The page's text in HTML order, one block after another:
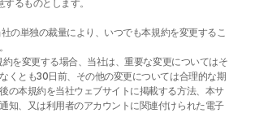
るものとします。
の単独の裁量により、いつでも本規約を変更するこ
約を変更する場合、当社は、重要な変更についてはそ
くとも30日前、その他の変更については合理的な期
の本規約を当社ウェブサイトに掲載する方法、本サ
知、又は利用者のアカウントに関連付けられた電子